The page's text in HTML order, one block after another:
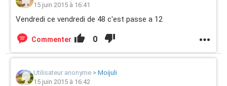
15 juin 2015 à 16:41
Vendredi ce vendredi de 48 c'est passe a 12
Commenter 0
Utilisateur anonyme > Moijuli
15 juin 2015 à 16:42